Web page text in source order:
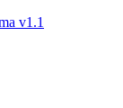
v1.1